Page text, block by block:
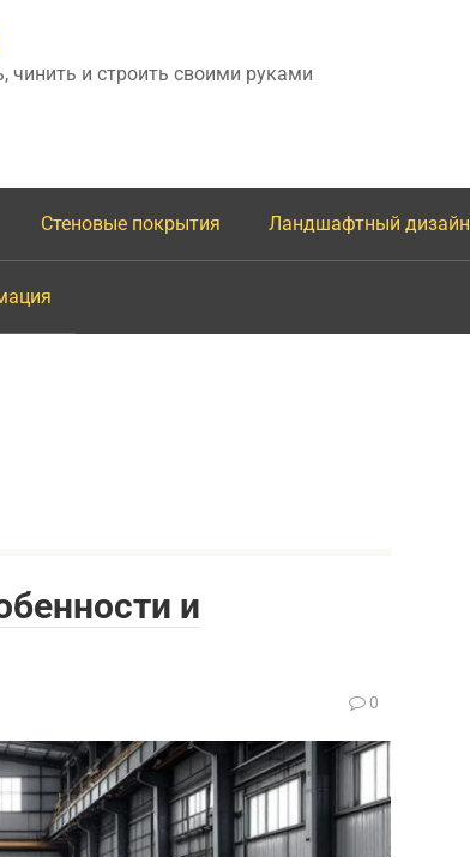
чинить и строить своими руками
Стеновые покрытия Ландшафтный дизайн
и
0